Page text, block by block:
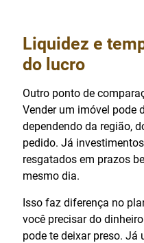
Liquidez e
do lucro
Outro ponto de
Vender um imóvel pode
dependendo da região,
pedido. Já
resgatados em prazos
mesmo dia.
Isso faz diferença no
você precisar do
pode te deixar preso.